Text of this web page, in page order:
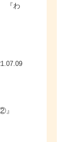
『わ
②』